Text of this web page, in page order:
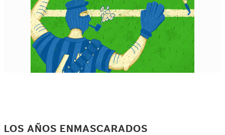
LOS AÑOS ENMASCARADOS